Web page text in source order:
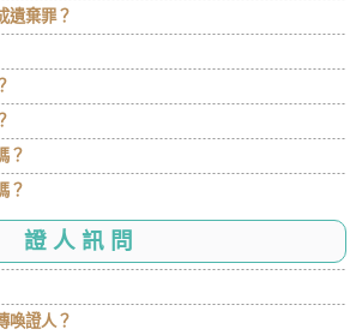
遺棄罪？
？
？
證人訊問
喚證人？